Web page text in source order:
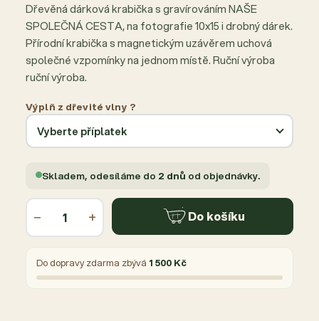
Dřevěná dárková krabička s gravírováním NAŠE
SPOLEČNÁ CESTA, na fotografie 10x15 i drobný dárek.
Přírodní krabička s magnetickým uzávěrem uchová
společné vzpomínky na jednom místě. Ruční výroba
ruční výroba.
Výplň z dřevité vlny ?
Skladem, odesíláme do 2 dnů od objednávky.
− + Do košíku
Do dopravy zdarma zbývá 1 500 Kč